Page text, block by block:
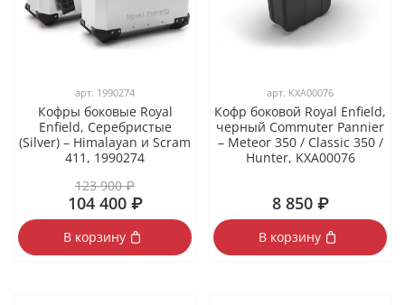
арт. 1990274
Кофры боковые Royal
Enfield, Серебристые
(Silver) – Himalayan и Scram
411, 1990274
123 900 ₽
104 400 ₽
В корзину
арт. KXA00076
Кофр боковой Royal Enfield,
черный Commuter Pannier
– Meteor 350 / Classic 350 /
Hunter, KXA00076
8 850 ₽
В корзину